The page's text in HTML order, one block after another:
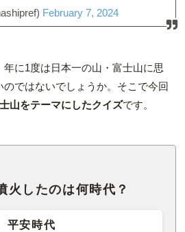
February 7, 2024
に1度は日本一の山・富士山に思
ではないでしょうか。そこで今回
山をテーマにしたクイズです。
火したのは何時代？
平安時代